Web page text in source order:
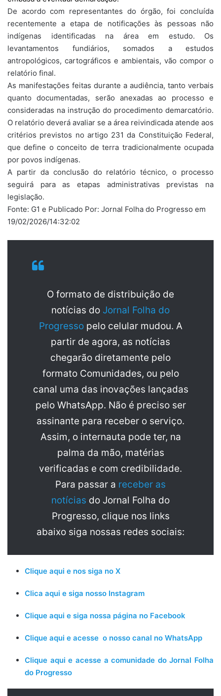
De acordo com representantes do órgão, foi concluída
recentemente a etapa de notificações às pessoas não
indígenas identificadas na área em estudo. Os
levantamentos fundiários, somados a estudos
antropológicos, cartográficos e ambientais, vão compor o
relatório final.
As manifestações feitas durante a audiência, tanto verbais
quanto documentadas, serão anexadas ao processo e
consideradas na instrução do procedimento demarcatório.
O relatório deverá avaliar se a área reivindicada atende aos
critérios previstos no artigo 231 da Constituição Federal,
que define o conceito de terra tradicionalmente ocupada
por povos indígenas.
A partir da conclusão do relatório técnico, o processo
seguirá para as etapas administrativas previstas na
legislação.
Fonte: G1 e Publicado Por: Jornal Folha do Progresso em
19/02/2026/14:32:02
O formato de distribuição de
notícias do Jornal Folha do
Progresso pelo celular mudou. A
partir de agora, as notícias
chegarão diretamente pelo
formato Comunidades, ou pelo
canal uma das inovações lançadas
pelo WhatsApp. Não é preciso ser
assinante para receber o serviço.
Assim, o internauta pode ter, na
palma da mão, matérias
verificadas e com credibilidade.
Para passar a receber as
notícias do Jornal Folha do
Progresso, clique nos links
abaixo siga nossas redes sociais:
Clique aqui e nos siga no X
Clica aqui e siga nosso Instagram
Clique aqui e siga nossa página no Facebook
Clique aqui e acesse o nosso canal no WhatsApp
Clique aqui e acesse a comunidade do Jornal Folha
do Progresso